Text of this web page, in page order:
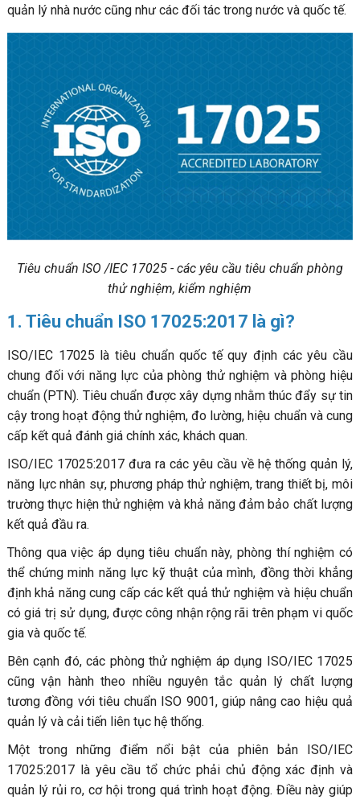
quản lý nhà nước cũng như các đối tác trong nước và quốc tế.
Tiêu chuẩn ISO /IEC 17025 - các yêu cầu tiêu chuẩn phòng
thử nghiệm, kiểm nghiệm
1. Tiêu chuẩn ISO 17025:2017 là gì?
ISO/IEC 17025 là tiêu chuẩn quốc tế quy định các yêu cầu
chung đối với năng lực của phòng thử nghiệm và phòng hiệu
chuẩn (PTN). Tiêu chuẩn được xây dựng nhằm thúc đẩy sự tin
cậy trong hoạt động thử nghiệm, đo lường, hiệu chuẩn và cung
cấp kết quả đánh giá chính xác, khách quan.
ISO/IEC 17025:2017 đưa ra các yêu cầu về hệ thống quản lý,
năng lực nhân sự, phương pháp thử nghiệm, trang thiết bị, môi
trường thực hiện thử nghiệm và khả năng đảm bảo chất lượng
kết quả đầu ra.
Thông qua việc áp dụng tiêu chuẩn này, phòng thí nghiệm có
thể chứng minh năng lực kỹ thuật của mình, đồng thời khẳng
định khả năng cung cấp các kết quả thử nghiệm và hiệu chuẩn
có giá trị sử dụng, được công nhận rộng rãi trên phạm vi quốc
gia và quốc tế.
Bên cạnh đó, các phòng thử nghiệm áp dụng ISO/IEC 17025
cũng vận hành theo nhiều nguyên tắc quản lý chất lượng
tương đồng với tiêu chuẩn ISO 9001, giúp nâng cao hiệu quả
quản lý và cải tiến liên tục hệ thống.
Một trong những điểm nổi bật của phiên bản ISO/IEC
17025:2017 là yêu cầu tổ chức phải chủ động xác định và
quản lý rủi ro, cơ hội trong quá trình hoạt động. Điều này giúp